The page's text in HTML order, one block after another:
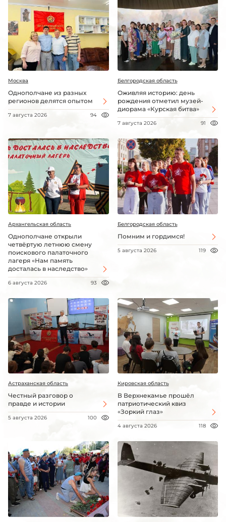
Москва
Однополчане из разных
регионов делятся опытом
7 августа 2026 94
Белгородская область
Оживляя историю: день
рождения отметил музей-
диорама «Курская битва»
7 августа 2026 91
Архангельская область
Однополчане открыли
четвёртую летнюю смену
поискового палаточного
лагеря «Нам память
досталась в наследство»
6 августа 2026 93
Белгородская область
Помним и гордимся!
5 августа 2026 119
Астраханская область
Честный разговор о
правде и истории
5 августа 2026 100
Кировская область
В Верхнекамье прошёл
патриотический квиз
«Зоркий глаз»
4 августа 2026 118